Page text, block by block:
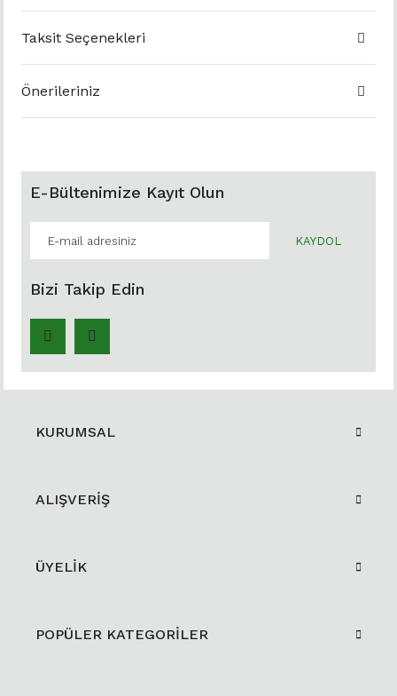
Taksit Seçenekleri
Önerileriniz
E-Bültenimize Kayıt Olun
KAYDOL
Bizi Takip Edin
KURUMSAL
ALIŞVERİŞ
ÜYELİK
POPÜLER KATEGORİLER